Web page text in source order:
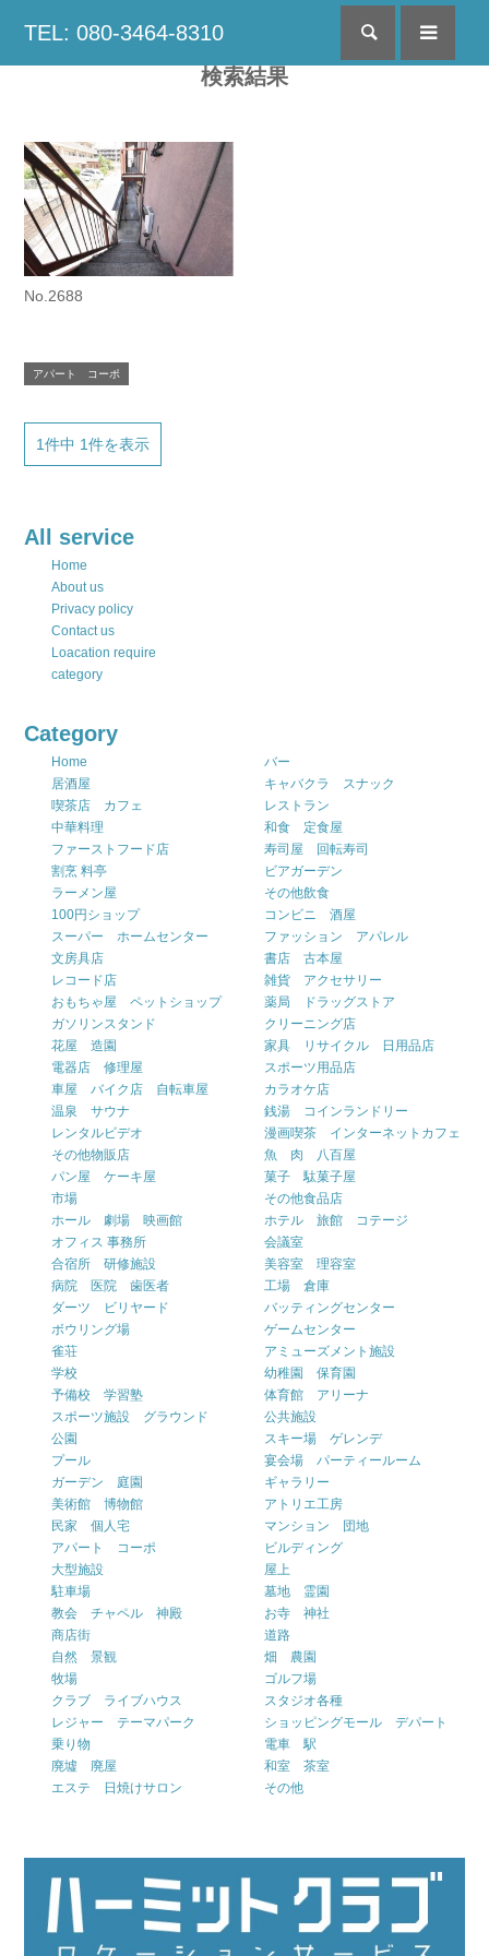
TEL: 080-3464-8310 検索
検索結果
No.2688
アパート コーポ
1件中 1件を表示
All service
Home
About us
Privacy policy
Contact us
Loacation require
category
Category
Home
バー
居酒屋
キャバクラ スナック
喫茶店 カフェ
レストラン
中華料理
和食 定食屋
ファーストフード店
寿司屋 回転寿司
割烹 料亭
ビアガーデン
ラーメン屋
その他飲食
100円ショップ
コンビニ 酒屋
スーパー ホームセンター
ファッション アパレル
文房具店
書店 古本屋
レコード店
雑貨 アクセサリー
おもちゃ屋 ペットショップ
薬局 ドラッグストア
ガソリンスタンド
クリーニング店
花屋 造園
家具 リサイクル 日用品店
電器店 修理屋
スポーツ用品店
車屋 バイク店 自転車屋
カラオケ店
温泉 サウナ
銭湯 コインランドリー
レンタルビデオ
漫画喫茶 インターネットカフェ
その他物販店
魚 肉 八百屋
パン屋 ケーキ屋
菓子 駄菓子屋
市場
その他食品店
ホール 劇場 映画館
ホテル 旅館 コテージ
オフィス 事務所
会議室
合宿所 研修施設
美容室 理容室
病院 医院 歯医者
工場 倉庫
ダーツ ビリヤード
バッティングセンター
ボウリング場
ゲームセンター
雀荘
アミューズメント施設
学校
幼稚園 保育園
予備校 学習塾
体育館 アリーナ
スポーツ施設 グラウンド
公共施設
公園
スキー場 ゲレンデ
プール
宴会場 パーティールーム
ガーデン 庭園
ギャラリー
美術館 博物館
アトリエ工房
民家 個人宅
マンション 団地
アパート コーポ
ビルディング
大型施設
屋上
駐車場
墓地 霊園
教会 チャペル 神殿
お寺 神社
商店街
道路
自然 景観
畑 農園
牧場
ゴルフ場
クラブ ライブハウス
スタジオ各種
レジャー テーマパーク
ショッピングモール デパート
乗り物
電車 駅
廃墟 廃屋
和室 茶室
エステ 日焼けサロン
その他